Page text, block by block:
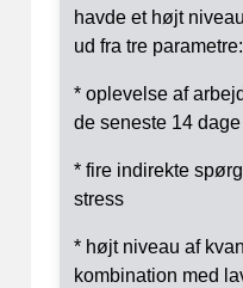
havde et højt
ud fra tre parametre:
* oplevelse af
de seneste 14 dage
* fire indirekte
stress
* højt niveau af
kombination med